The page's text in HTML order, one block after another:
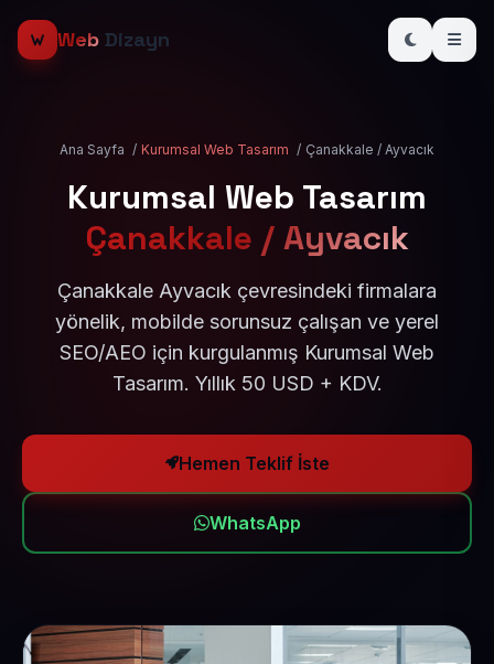
Web Dizayn
Ana Sayfa / Kurumsal Web Tasarım / Çanakkale / Ayvacık
Kurumsal Web Tasarım
Çanakkale / Ayvacık
Çanakkale Ayvacık çevresindeki firmalara
yönelik, mobilde sorunsuz çalışan ve yerel
SEO/AEO için kurgulanmış Kurumsal Web
Tasarım. Yıllık 50 USD + KDV.
Hemen Teklif İste
WhatsApp